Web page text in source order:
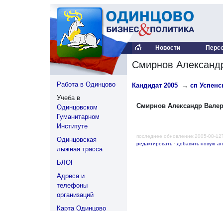
Новости
Работа в Одинцово
Учеба в
Одинцовском
Гуманитарном
Институте
Одинцовская
лыжная трасса
БЛОГ
Адреса и
телефоны
организаций
Карта Одинцово
Смирнов
Кандидат 2005 → сп
Смирнов Александр
последнее обновление:2005-08-
редактировать · добавить новую